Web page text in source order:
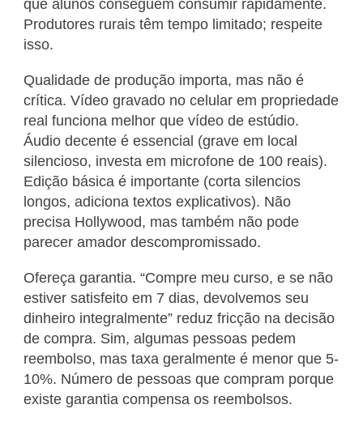
que alunos conseguem consumir rapidamente.
Produtores rurais têm tempo limitado; respeite
isso.
Qualidade de produção importa, mas não é
crítica. Vídeo gravado no celular em propriedade
real funciona melhor que vídeo de estúdio.
Áudio decente é essencial (grave em local
silencioso, investa em microfone de 100 reais).
Edição básica é importante (corta silencios
longos, adiciona textos explicativos). Não
precisa Hollywood, mas também não pode
parecer amador descompromissado.
Ofereça garantia. “Compre meu curso, e se não
estiver satisfeito em 7 dias, devolvemos seu
dinheiro integralmente” reduz fricção na decisão
de compra. Sim, algumas pessoas pedem
reembolso, mas taxa geralmente é menor que 5-
10%. Número de pessoas que compram porque
existe garantia compensa os reembolsos.